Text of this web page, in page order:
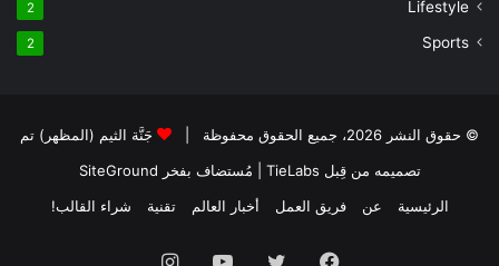
Lifestyle
2
Sports
2
© حقوق النشر 2026، جميع الحقوق محفوظة |
جَنَّة الثيم (المظهر) تم
تصميمه من قِبل TieLabs
| مُستضاف بفخر SiteGround
الرئيسية
عن فريق العمل أخبار العالم تقنية شراء القالب!